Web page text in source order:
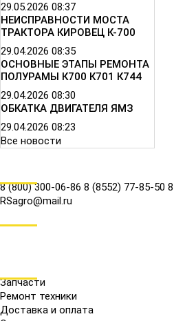
29.05.2026 08:37
НЕИСПРАВНОСТИ МОСТА
ТРАКТОРА КИРОВЕЦ К-700
29.04.2026 08:35
ОСНОВНЫЕ ЭТАПЫ РЕМОНТА
ПОЛУРАМЫ К700 К701 К744
29.04.2026 08:30
ОБКАТКА ДВИГАТЕЛЯ ЯМЗ
29.04.2026 08:23
Все новости
8 (800) 300-06-86 8 (8552) 77-85-50
RSagro@mail.ru
Запчасти
Ремонт техники
Доставка и оплата